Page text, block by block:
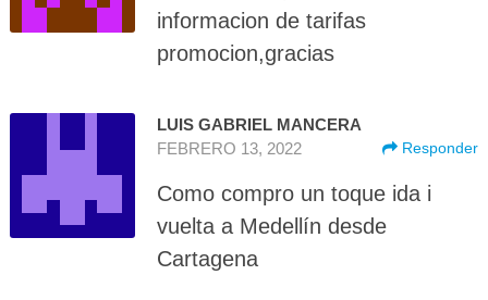
informacion de tarifas
promocion,gracias
LUIS GABRIEL MANCERA
FEBRERO 13, 2022
Responder
Como compro un toque ida i
vuelta a Medellín desde
Cartagena